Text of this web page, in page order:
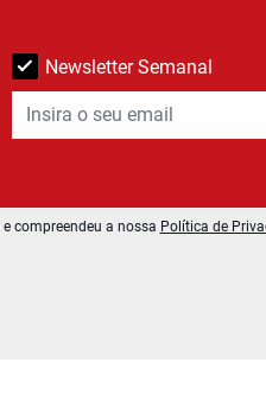
Newsletter Semanal
compreendeu a nossa Política de